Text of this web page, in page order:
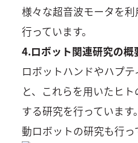
様々な超音波モータを
行っています。
4.ロボット関連研究の概
ロボットハンドやハプ
と、これらを用いたヒ
する研究を行っていま
動ロボットの研究も行っ